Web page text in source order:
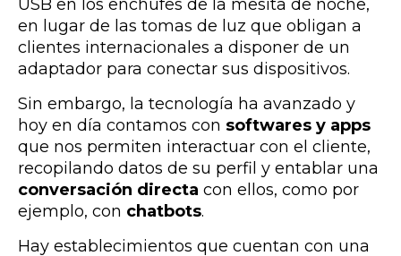
USB en los enchufes de la mesita de noche,
en lugar de las tomas de luz que obligan a
clientes internacionales a disponer de un
adaptador para conectar sus dispositivos.
Sin embargo, la tecnología ha avanzado y
hoy en día contamos con softwares y apps
que nos permiten interactuar con el cliente,
recopilando datos de su perfil y entablar una
conversación directa con ellos, como por
ejemplo, con chatbots.
Hay establecimientos que cuentan con una